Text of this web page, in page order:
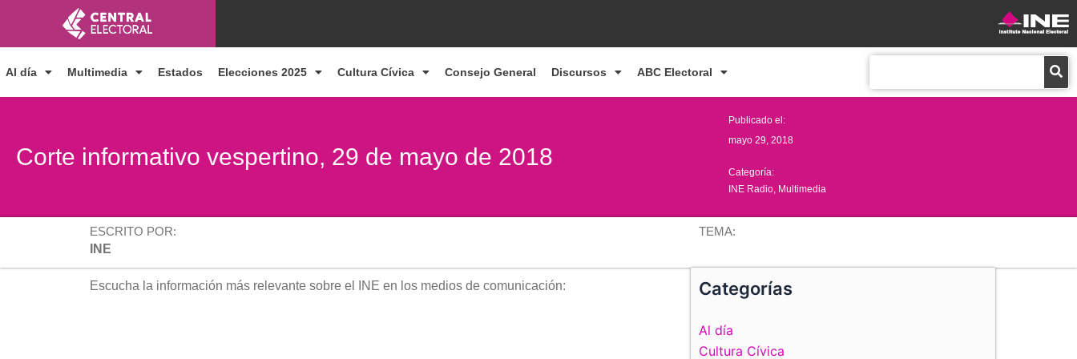
contenido
Al día Multimedia Estados Elecciones 2025 Cultura Cívica Consejo General Discursos ABC Electoral
Corte informativo vespertino, 29 de mayo de 2018
Publicado el:
mayo 29, 2018
Categoría:
INE Radio Multimedia
ESCRITO POR:
INE
TEMA:
Escucha la información más relevante sobre el INE en los medios de comunicación: Categorías
Al día
Cultura Cívica